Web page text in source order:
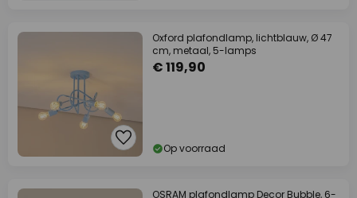
Oxford plafondlamp, lichtblauw, Ø 47
cm, metaal, 5-lamps
€ 119,90
Op voorraad
OSRAM plafondlamp Decor Bubble, 6-